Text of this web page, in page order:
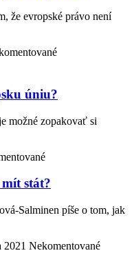
že evropské právo není
úniu?
možné zopakovať si
stát?
Salminen píše o tom, jak
2021 Nekomentované